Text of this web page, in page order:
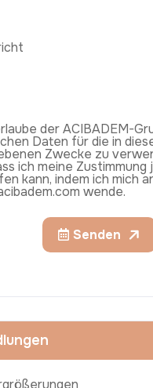
der ACIBADEM-
Daten für die in
Zwecke zu
ich meine
kann, indem ich mich
wende.
Senden